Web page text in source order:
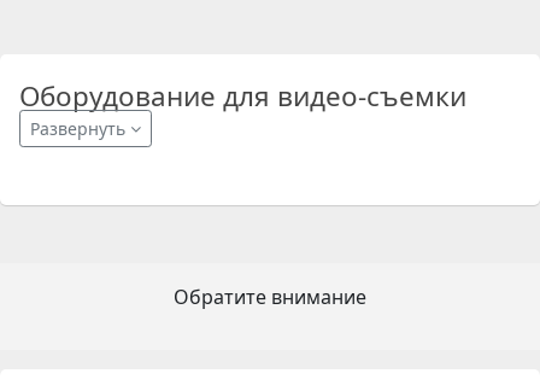
Оборудование для видео-съемки
Развернуть
Обратите внимание